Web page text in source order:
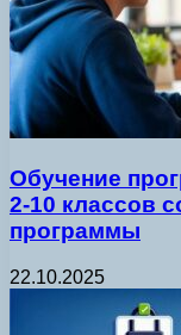
Обучение
2-10 классов
программы
22.10.2025